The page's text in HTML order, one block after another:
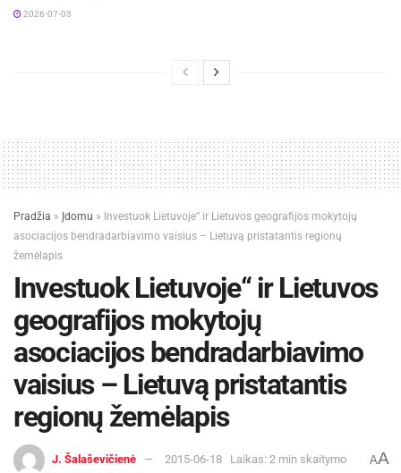
2026-07-03
Pradžia » Įdomu » Investuok Lietuvoje“ ir Lietuvos geografijos mokytojų
asociacijos bendradarbiavimo vaisius – Lietuvą pristatantis regionų
žemėlapis
Investuok Lietuvoje“ ir Lietuvos
geografijos mokytojų
asociacijos bendradarbiavimo
vaisius – Lietuvą pristatantis
regionų žemėlapis
J. Šalaševičienė 2015-06-18 Laikas: 2 min skaitymo AA